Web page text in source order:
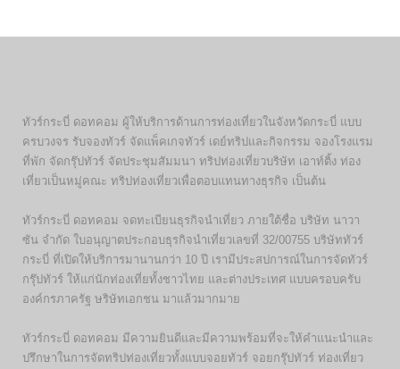
ทัวร์กระบี่ ดอทคอม ผู้ให้บริการด้านการท่องเที่ยวในจังหวัดกระบี่ แบบ
ครบวงจร รับจองทัวร์ จัดแพ็คเกจทัวร์ เดย์ทริปและกิจกรรม จองโรงแรม
ที่พัก จัดกรุ๊ปทัวร์ จัดประชุมสัมมนา ทริปท่องเที่ยวบริษัท เอาท์ติ้ง ท่อง
เที่ยวเป็นหมู่คณะ ทริปท่องเที่ยวเพื่อตอบแทนทางธุรกิจ เป็นต้น
ทัวร์กระบี่ ดอทคอม จดทะเบียนธุรกิจนำเที่ยว ภายใต้ชื่อ บริษัท นาวา
ซัน จำกัด ใบอนุญาตประกอบธุรกิจนำเที่ยวเลขที่ 32/00755 บริษัททัวร์
กระบี่ ที่เปิดให้บริการมานานกว่า 10 ปี เรามีประสปการณ์ในการจัดทัวร์
กรุ๊ปทัวร์ ให้แก่นักท่องเที่ยทั้งชาวไทย และต่างประเทศ แบบครอบครับ
องค์กรภาครัฐ ษริษัทเอกชน มาแล้วมากมาย
ทัวร์กระบี่ ดอทคอม มีความยินดีและมีความพร้อมที่จะให้คำแนะนำและ
ปรึกษาในการจัดทริปท่องเที่ยวทั้งแบบจอยทัวร์ จอยกรุ๊ปทัวร์ ท่องเที่ยว